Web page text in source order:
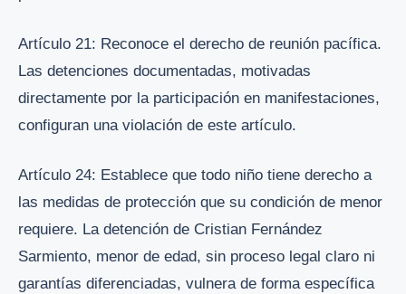
Artículo 21: Reconoce el derecho de reunión pacífica.
Las detenciones documentadas, motivadas
directamente por la participación en manifestaciones,
configuran una violación de este artículo.
Artículo 24: Establece que todo niño tiene derecho a
las medidas de protección que su condición de menor
requiere. La detención de Cristian Fernández
Sarmiento, menor de edad, sin proceso legal claro ni
garantías diferenciadas, vulnera de forma específica